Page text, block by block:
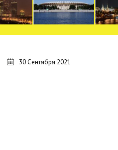
30 Сентября 2021